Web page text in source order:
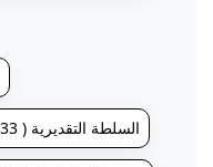
# السلطة التقديرية ( 933 )